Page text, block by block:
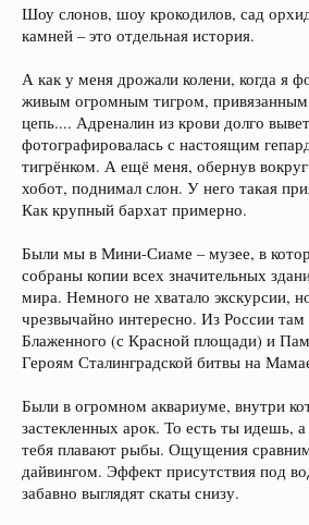
Шоу слонов, шоу крокодилов, сад
камней – это отдельная история.
А как у меня дрожали колени, когда я
живым огромным тигром, привязанным
цепь.... Адреналин из крови долго
фотографировалась с настоящим
тигрёнком. А ещё меня, обернув
хобот, поднимал слон. У него такая
Как крупный бархат примерно.
Были мы в Мини-Сиаме – музее, в
собраны копии всех значительных
мира. Немного не хватало экскурсии,
чрезвычайно интересно. Из России
Блаженного (с Красной площади) и
Героям Сталинградской битвы на
Были в огромном аквариуме, внутри
застекленных арок. То есть ты идешь,
тебя плавают рыбы. Ощущения
дайвингом. Эффект присутствия под
забавно выглядят скаты снизу.